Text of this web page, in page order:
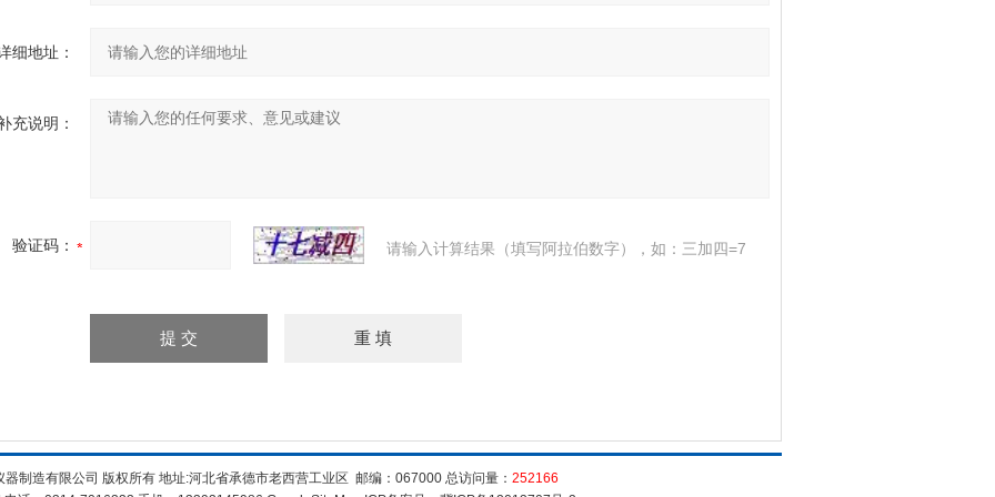
细地址：
充说明：
验证码： 请输入计算结果（填写阿拉伯数字），如：三加四=7
器制造有限公司 版权所有 地址:河北省承德市老西营工业区 邮编：067000 总访问量： 252166